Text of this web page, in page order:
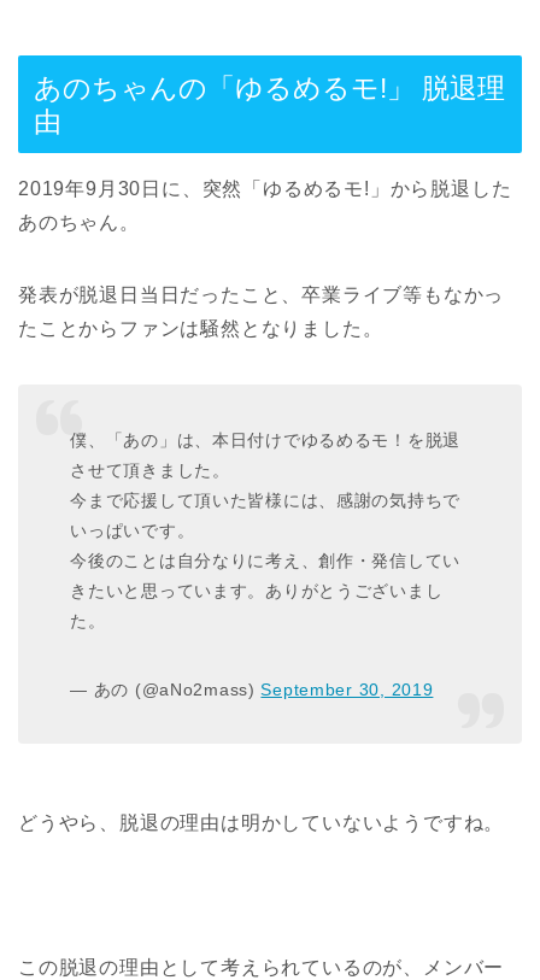
あのちゃんの「ゆるめるモ!」 脱退理
由
2019年9月30日に、突然「ゆるめるモ!」から脱退した
あのちゃん。
発表が脱退日当日だったこと、卒業ライブ等もなかっ
たことからファンは騒然となりました。
僕、「あの」は、本日付けでゆるめるモ！を脱退
させて頂きました。
今まで応援して頂いた皆様には、感謝の気持ちで
いっぱいです。
今後のことは自分なりに考え、創作・発信してい
きたいと思っています。ありがとうございまし
た。
— あの (@aNo2mass)September 30, 2019
どうやら、脱退の理由は明かしていないようですね。
この脱退の理由として考えられているのが、メンバー